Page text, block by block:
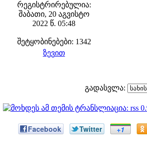
რეგისტრირებულია:
შაბათი, 20 აგვისტო
2022 წ. 05:48
შეტყობინებები: 1342
ზევით
გადასვლა:
Facebook Twitter +1